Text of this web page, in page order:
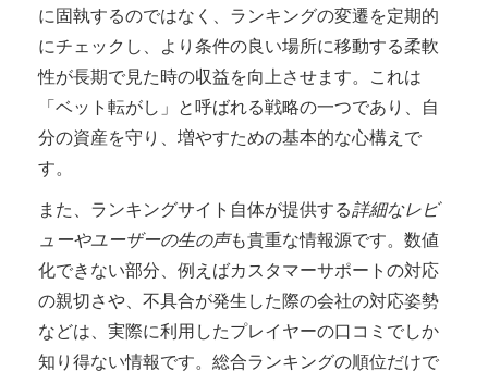
に固執するのではなく、ランキングの変遷を定期的
にチェックし、より条件の良い場所に移動する柔軟
性が長期で見た時の収益を向上させます。これは
「ベット転がし」と呼ばれる戦略の一つであり、自
分の資産を守り、増やすための基本的な心構えで
す。
また、ランキングサイト自体が提供する詳細なレビ
ューやユーザーの生の声も貴重な情報源です。数値
化できない部分、例えばカスタマーサポートの対応
の親切さや、不具合が発生した際の会社の対応姿勢
などは、実際に利用したプレイヤーの口コミでしか
知り得ない情報です。総合ランキングの順位だけで